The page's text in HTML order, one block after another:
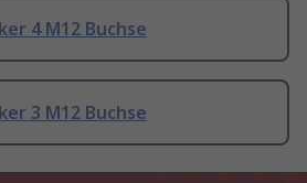
4 M12 Buchse
3 M12 Buchse